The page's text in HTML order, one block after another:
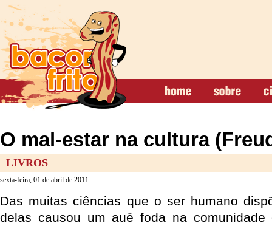
O mal-estar na cultura
LIVROS
sexta-feira, 01 de abril de 2011
Das muitas ciências que o ser humano
delas causou um auê foda na comunidade